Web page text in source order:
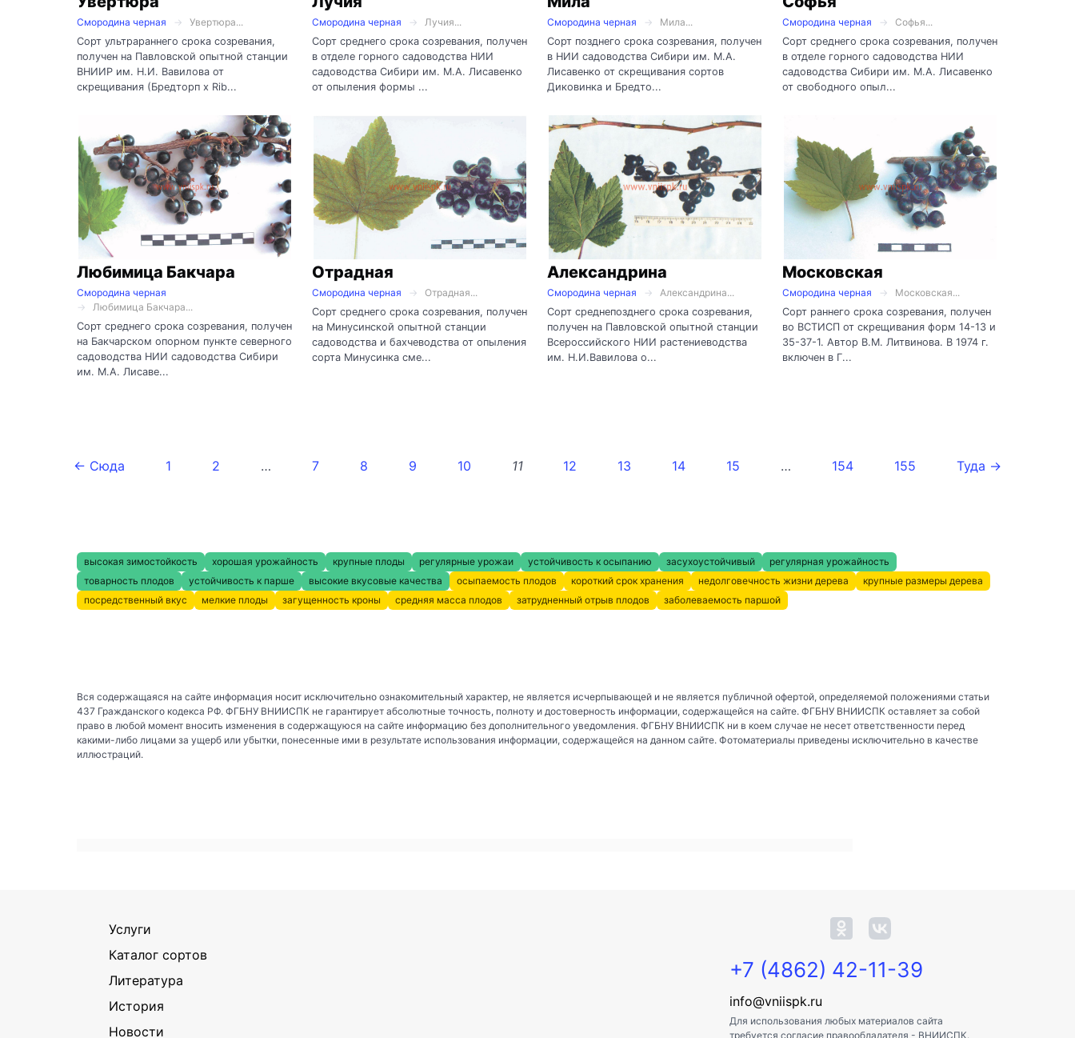
Смородина черная
Увертюра...
Сорт ультрараннего срока созревания,
получен на Павловской опытной станции
ВНИИР им. Н.И. Вавилова от
скрещивания (Бредторп х Rib...
Смородина черная
Лучия...
Сорт среднего срока созревания, получен
в отделе горного садоводства НИИ
садоводства Сибири им. М.А. Лисавенко
от опыления формы ...
Смородина черная
Мила...
Сорт позднего срока созревания, получен
в НИИ садоводства Сибири им. М.А.
Лисавенко от скрещивания сортов
Диковинка и Бредто...
Смородина черная
Софья...
Сорт среднего срока созревания, получен
в отделе горного садоводства НИИ
садоводства Сибири им. М.А. Лисавенко
от свободного опыл...
Любимица Бакчара
Смородина черная
Любимица Бакчара...
Сорт среднего срока созревания, получен
на Бакчарском опорном пункте северного
садоводства НИИ садоводства Сибири
им. М.А. Лисаве...
Отрадная
Смородина черная
Отрадная...
Сорт среднего срока созревания, получен
на Минусинской опытной станции
садоводства и бахчеводства от опыления
сорта Минусинка сме...
Александрина
Смородина черная
Александрина...
Сорт среднепозднего срока созревания,
получен на Павловской опытной станции
Всероссийского НИИ растениеводства
им. Н.И.Вавилова о...
Московская
Смородина черная
Московская...
Сорт раннего срока созревания, получен
во ВСТИСП от скрещивания форм 14-13 и
35-37-1. Автор В.М. Литвинова. В 1974 г.
включен в Г...
← Сюда 1 2 … 7 8 9 10 11 12 13 14 15 … 154 155 Туда →
высокая зимостойкость хорошая урожайность крупные плоды регулярные урожаи устойчивость к осыпанию засухоустойчивый
регулярная урожайность
товарность плодов
устойчивость к парше высокие вкусовые качества осыпаемость плодов короткий срок хранения недолговечность жизни дерева
крупные размеры дерева
посредственный вкус
мелкие плоды загущенность кроны средняя масса плодов затрудненный отрыв плодов заболеваемость паршой
Вся содержащаяся на сайте информация носит исключительно ознакомительный характер, не является исчерпывающей и не является публичной офертой, определяемой положениями статьи
437 Гражданского кодекса РФ. ФГБНУ ВНИИСПК не гарантирует абсолютные точность, полноту и достоверность информации, содержащейся на сайте. ФГБНУ ВНИИСПК оставляет за собой
право в любой момент вносить изменения в содержащуюся на сайте информацию без дополнительного уведомления. ФГБНУ ВНИИСПК ни в коем случае не несет ответственности перед
какими-либо лицами за ущерб или убытки, понесенные ими в результате использования информации, содержащейся на данном сайте. Фотоматериалы приведены исключительно в качестве
иллюстраций.
Услуги
Каталог сортов
Литература
История
Новости
+7 (4862) 42-11-39
info@vniispk.ru
Для использования любых материалов сайта
требуется согласие правообладателя - ВНИИСПК.